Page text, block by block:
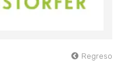
Regreso